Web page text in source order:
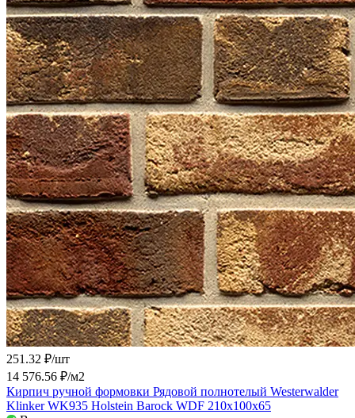
251.32 ₽/шт
14 576.56 ₽/м2
Кирпич ручной формовки Рядовой полнотелый Westerwalder
Klinker WK935 Holstein Barock WDF 210x100x65